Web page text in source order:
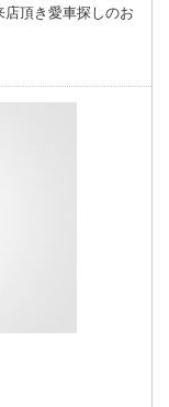
店頂き愛車探しのお